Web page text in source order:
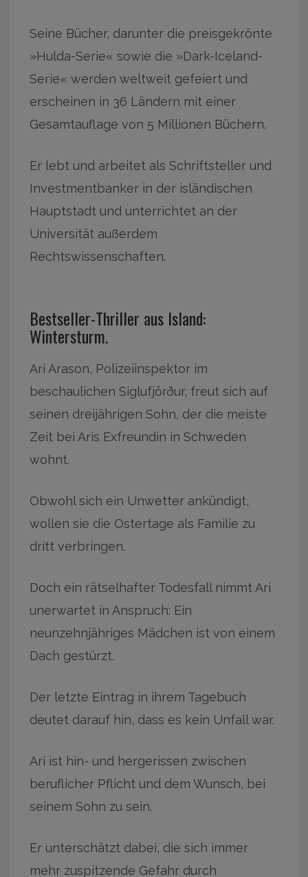
Seine Bücher, darunter die preisgekrönte
»Hulda-Serie« sowie die »Dark-Iceland-
Serie« werden weltweit gefeiert und
erscheinen in 36 Ländern mit einer
Gesamtauflage von 5 Millionen Büchern.
Er lebt und arbeitet als Schriftsteller und
Investmentbanker in der isländischen
Hauptstadt und unterrichtet an der
Universität außerdem
Rechtswissenschaften.
Bestseller-Thriller aus Island:
Wintersturm.
Ari Arason, Polizeiinspektor im
beschaulichen Siglufjörður, freut sich auf
seinen dreijährigen Sohn, der die meiste
Zeit bei Aris Exfreundin in Schweden
wohnt.
Obwohl sich ein Unwetter ankündigt,
wollen sie die Ostertage als Familie zu
dritt verbringen.
Doch ein rätselhafter Todesfall nimmt Ari
unerwartet in Anspruch: Ein
neunzehnjähriges Mädchen ist von einem
Dach gestürzt.
Der letzte Eintrag in ihrem Tagebuch
deutet darauf hin, dass es kein Unfall war.
Ari ist hin- und hergerissen zwischen
beruflicher Pflicht und dem Wunsch, bei
seinem Sohn zu sein.
Er unterschätzt dabei, die sich immer
mehr zuspitzende Gefahr durch